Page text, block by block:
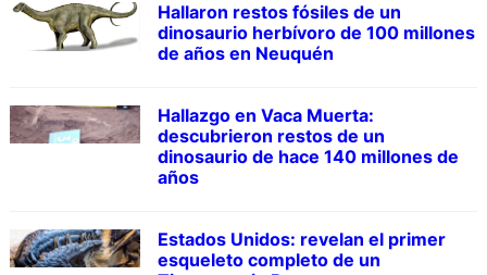
Hallaron restos fósiles de un
dinosaurio herbívoro de 100 millones
de años en Neuquén
Hallazgo en Vaca Muerta:
descubrieron restos de un
dinosaurio de hace 140 millones de
años
Estados Unidos: revelan el primer
esqueleto completo de un